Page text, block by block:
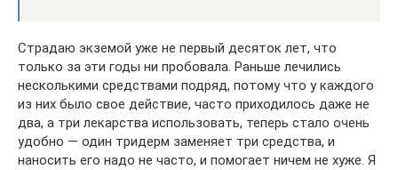
Страдаю экземой уже не первый десяток лет, что
только за эти годы ни пробовала. Раньше лечились
несколькими средствами подряд, потому что у каждого
из них было свое действие, часто приходилось даже не
два, а три лекарства использовать, теперь стало очень
удобно — один тридерм заменяет три средства, и
наносить его надо не часто, и помогает ничем не хуже. Я